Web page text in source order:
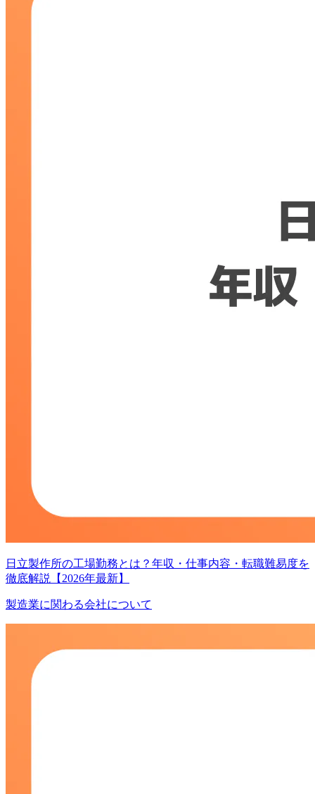
日立製作所の工場勤務とは？年収・仕事内容・転職難易度を
徹底解説【2026年最新】
製造業に関わる会社について